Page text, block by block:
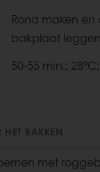
Rond maken
bakplaat
50-55 min.; 28°C;
BAKKEN
met